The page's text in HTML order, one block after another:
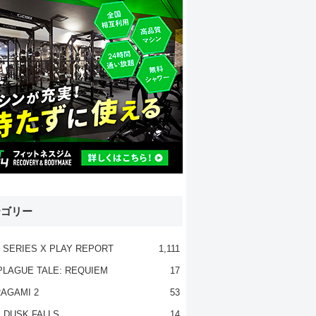
リー
X PLAY REPORT 1,111
TALE: REQUIEM 17
2 53